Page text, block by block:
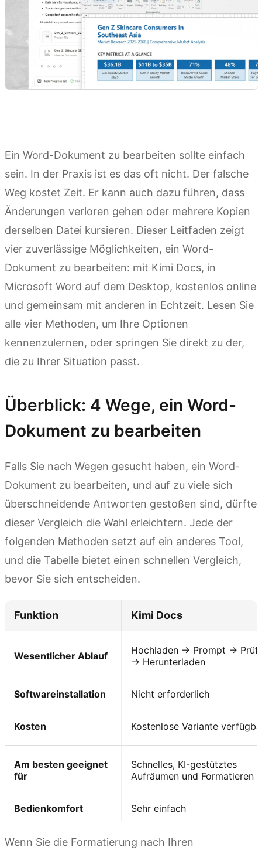
Ein Word-Dokument zu bearbeiten sollte einfach
sein. In der Praxis ist es das oft nicht. Der falsche
Weg kostet Zeit. Er kann auch dazu führen, dass
Änderungen verloren gehen oder mehrere Kopien
derselben Datei kursieren. Dieser Leitfaden zeigt
vier zuverlässige Möglichkeiten, ein Word-
Dokument zu bearbeiten: mit Kimi Docs, in
Microsoft Word auf dem Desktop, kostenlos online
und gemeinsam mit anderen in Echtzeit. Lesen Sie
alle vier Methoden, um Ihre Optionen
kennenzulernen, oder springen Sie direkt zu der,
die zu Ihrer Situation passt.
Überblick: 4 Wege, ein Word-
Dokument zu bearbeiten
Falls Sie nach Wegen gesucht haben, ein Word-
Dokument zu bearbeiten, und auf zu viele sich
überschneidende Antworten gestoßen sind, dürfte
dieser Vergleich die Wahl erleichtern. Jede der
folgenden Methoden setzt auf ein anderes Tool,
und die Tabelle bietet einen schnellen Vergleich,
bevor Sie sich entscheiden.
Funktion Kimi Docs
Wesentlicher Ablauf
Hochladen → Prompt →
→ Herunterladen
Softwareinstallation Nicht erforderlich
Kosten Kostenlose Variante
Am besten geeignet
für
Schnelles, KI-gestütztes
Aufräumen und Formatieren
Bedienkomfort Sehr einfach
Wenn Sie die Formatierung nach Ihren